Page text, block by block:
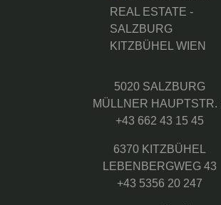
5020 SALZBURG
MÜLLNER HAUPTSTR.
+43 662 43 15 45
6370 KITZBÜHEL
LEBENBERGWEG 43
+43 5356 20 247